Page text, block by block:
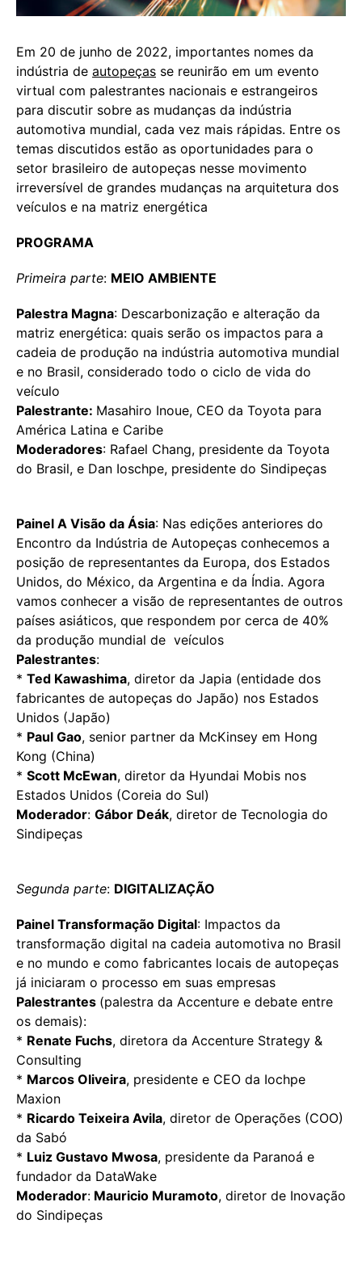
Em 20 de junho de 2022, importantes nomes da
indústria de autopeças se reunirão em um evento
virtual com palestrantes nacionais e estrangeiros
para discutir sobre as mudanças da indústria
automotiva mundial, cada vez mais rápidas. Entre os
temas discutidos estão as oportunidades para o
setor brasileiro de autopeças nesse movimento
irreversível de grandes mudanças na arquitetura dos
veículos e na matriz energética
PROGRAMA
Primeira parte: MEIO AMBIENTE
Palestra Magna: Descarbonização e alteração da
matriz energética: quais serão os impactos para a
cadeia de produção na indústria automotiva mundial
e no Brasil, considerado todo o ciclo de vida do
veículo
Palestrante: Masahiro Inoue, CEO da Toyota para
América Latina e Caribe
Moderadores: Rafael Chang, presidente da Toyota
do Brasil, e Dan Ioschpe, presidente do Sindipeças
Painel A Visão da Ásia: Nas edições anteriores do
Encontro da Indústria de Autopeças conhecemos a
posição de representantes da Europa, dos Estados
Unidos, do México, da Argentina e da Índia. Agora
vamos conhecer a visão de representantes de outros
países asiáticos, que respondem por cerca de 40%
da produção mundial de veículos
Palestrantes:
* Ted Kawashima, diretor da Japia (entidade dos
fabricantes de autopeças do Japão) nos Estados
Unidos (Japão)
* Paul Gao, senior partner da McKinsey em Hong
Kong (China)
* Scott McEwan, diretor da Hyundai Mobis nos
Estados Unidos (Coreia do Sul)
Moderador: Gábor Deák, diretor de Tecnologia do
Sindipeças
Segunda parte: DIGITALIZAÇÃO
Painel Transformação Digital: Impactos da
transformação digital na cadeia automotiva no Brasil
e no mundo e como fabricantes locais de autopeças
já iniciaram o processo em suas empresas
Palestrantes (palestra da Accenture e debate entre
os demais):
* Renate Fuchs, diretora da Accenture Strategy &
Consulting
* Marcos Oliveira, presidente e CEO da Iochpe
Maxion
* Ricardo Teixeira Avila, diretor de Operações (COO)
da Sabó
* Luiz Gustavo Mwosa, presidente da Paranoá e
fundador da DataWake
Moderador: Mauricio Muramoto, diretor de Inovação
do Sindipeças